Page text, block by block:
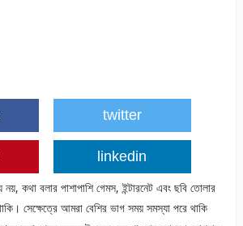
twitter
linkedin
কথা বলার পাশাপাশি গেমস, ইন্টারনেট এবং ছবি তোলার
সেক্ষেত্রে আমরা বেশির ভাগ সময় সমস্যা পরে থাকি